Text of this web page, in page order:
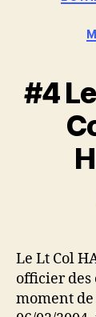
#4
Le Lt Col
officier des
moment